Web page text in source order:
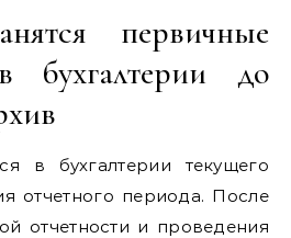
первичные
бухгалтерии до
в бухгалтерии текущего
отчетного периода. После
отчетности и проведения